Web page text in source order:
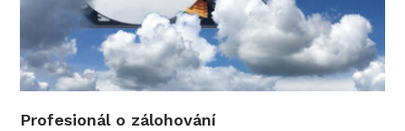
Profesionál o zálohování